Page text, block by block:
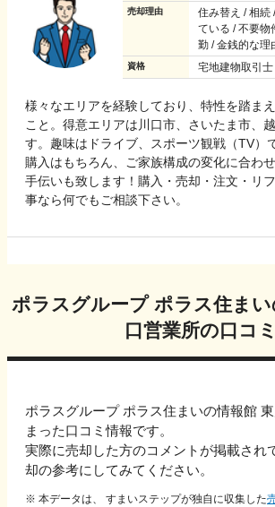
売却理由
住み替え / 相続
ている / 不要物
勤 / 金銭的な理
資格 宅地建物取引士
様々なエリアを経験しており、特性を踏ま
こと。得意エリアは川口市、さいたま市、
す。趣味はドライブ、スポーツ観戦（TV）
購入はもちろん、ご家族構成の変化に合わ
手伝いも致します！購入・売却・注文・リ
事なら何でもご相談下さい。
ポラスグループ ポラス住まい
口営業所の口コミ
ポラスグループ ポラス住まいの情報館
まった口コミ情報です。
実際に売却した方のコメントが掲載され
却の参考にしてみてください。
※ 本データは、 すまいステップが独自に収集した